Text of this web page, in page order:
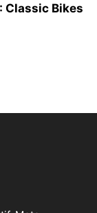
Classic Bikes